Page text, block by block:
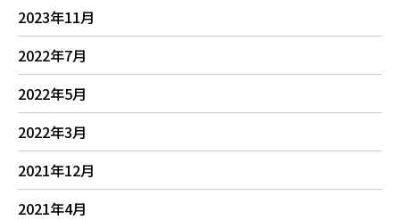
2023年11月
2022年7月
2022年5月
2022年3月
2021年12月
2021年4月